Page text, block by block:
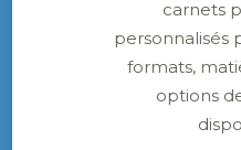
Le salon FESPA Global
Comment se portent
l’imprimerie de labeur ?
carnets
personnalisés
formats,
options